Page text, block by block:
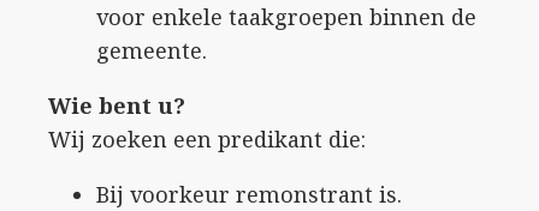
voor enkele taakgroepen binnen de
gemeente.
Wie bent u?
Wij zoeken een predikant die:
Bij voorkeur remonstrant is.